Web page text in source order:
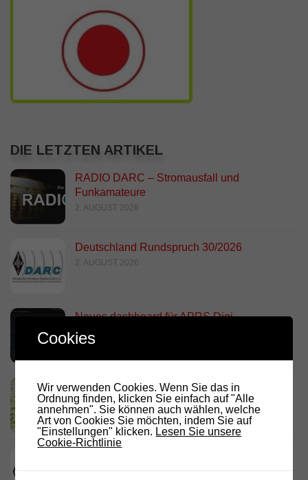
DIE LETZTEN ARTIKEL
RADIO DARC – Stromausfall und
Funkamateure
2. AUGUST 2026
Deutschland Rundspruch 30/2026
2. AUGUST 2026
Neues dashboard für APRS Digi
28. JULI 2026
Link Südtirol Murnau Süd ändert QRG und
Standort
23. JULI 2026
23. JULI 2026
Cookies
Wir verwenden Cookies. Wenn Sie das in
Ordnung finden, klicken Sie einfach auf "Alle
annehmen". Sie können auch wählen, welche
Art von Cookies Sie möchten, indem Sie auf
"Einstellungen" klicken. Lesen Sie unsere
Cookie-Richtlinie